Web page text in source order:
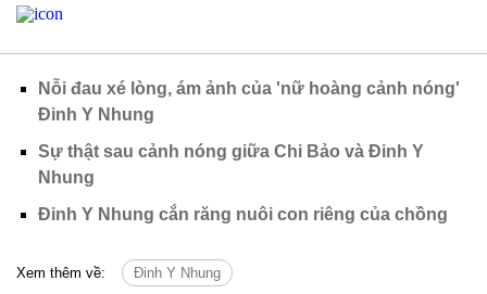
Nỗi đau xé lòng, ám ảnh của 'nữ hoàng cảnh nóng'
Đinh Y Nhung
Sự thật sau cảnh nóng giữa Chi Bảo và Đinh Y
Nhung
Đinh Y Nhung cắn răng nuôi con riêng của chồng
Xem thêm về: Đinh Y Nhung